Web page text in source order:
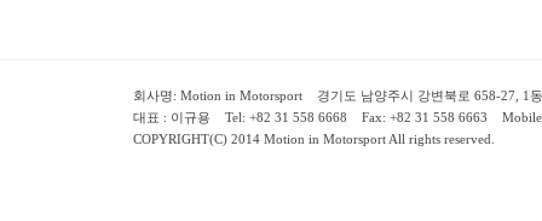
회사명: Motion in Motorsport 경기도 남양주시 강변북로 658-27, 1동
대표 : 이규용 Tel: +82 31 558 6668 Fax: +82 31 558 6663
COPYRIGHT(C) 2014 Motion in Motorsport All rights reserved.